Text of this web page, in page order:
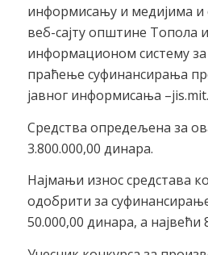
информисању и медијима и
веб-сајту општине Топола
информационом систему
праћење суфинансирања
јавног информисања
Средства опредељена за
3.800.000,00 динара.
Најмањи износ средстава
одобрити за суфинансирање
50.000,00 динара, а највећи